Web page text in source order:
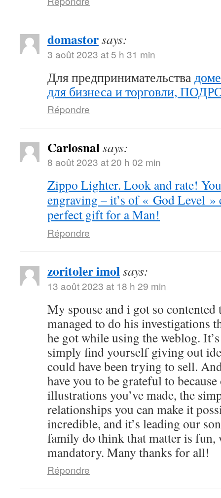
domastorsays:
3 août 2023 at 5 h 31 min
Для предпринимательства
для бизнеса и торговли,
Répondre
Carlosnalsays:
8 août 2023 at 20 h 02 min
Zippo Lighter. Look and rate!
engraving – it’s of « God Level
perfect gift for a Man!
Répondre
zoritoler imolsays:
13 août 2023 at 18 h 29 min
My spouse and i got so contented
managed to do his investigations
he got while using the weblog.
simply find yourself giving out
could have been trying to sell.
have you to be grateful to
illustrations you’ve made, the
relationships you can make it
incredible, and it’s leading our
family do think that matter is
mandatory. Many thanks for all!
Répondre